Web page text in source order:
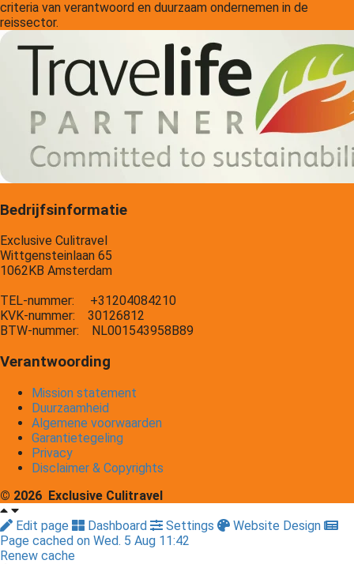
criteria van verantwoord en duurzaam ondernemen in de
reissector.
Bedrijfsinformatie
Exclusive Culitravel
Wittgensteinlaan 65
1062KB Amsterdam
TEL-nummer: +31204084210
KVK-nummer: 30126812
BTW-nummer: NL001543958B89
Verantwoording
Mission statement
Duurzaamheid
Algemene voorwaarden
Garantietegeling
Privacy
Disclaimer & Copyrights
© 2026 Exclusive Culitravel
Edit page
Dashboard Settings
Website Design
Page cached on Wed. 5 Aug 11:42
Renew cache